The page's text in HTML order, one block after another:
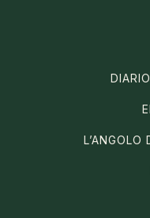
L’ANGOLO